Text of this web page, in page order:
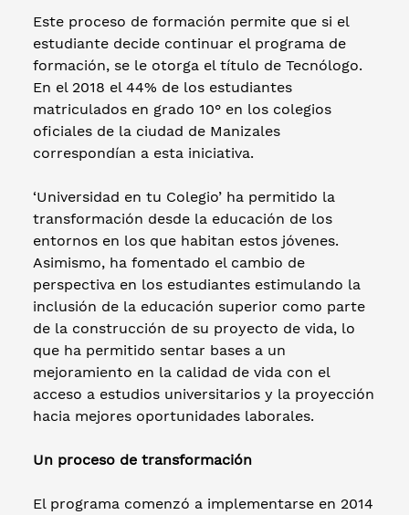
Este proceso de formación permite que si el
estudiante decide continuar el programa de
formación, se le otorga el título de Tecnólogo.
En el 2018 el 44% de los estudiantes
matriculados en grado 10° en los colegios
oficiales de la ciudad de Manizales
correspondían a esta iniciativa.
‘Universidad en tu Colegio’ ha permitido la
transformación desde la educación de los
entornos en los que habitan estos jóvenes.
Asimismo, ha fomentado el cambio de
perspectiva en los estudiantes estimulando la
inclusión de la educación superior como parte
de la construcción de su proyecto de vida, lo
que ha permitido sentar bases a un
mejoramiento en la calidad de vida con el
acceso a estudios universitarios y la proyección
hacia mejores oportunidades laborales.
Un proceso de transformación
El programa comenzó a implementarse en 2014